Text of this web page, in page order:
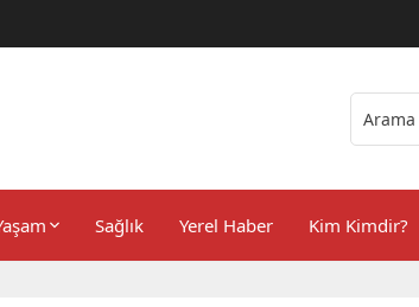
Sağlık Yerel Haber Kim Kimdir?